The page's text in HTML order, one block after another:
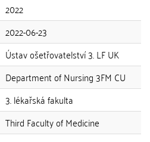
2022
2022-06-23
Ústav ošetřovatelství 3. LF UK
Department of Nursing 3FM CU
3. lékařská fakulta
Third Faculty of Medicine